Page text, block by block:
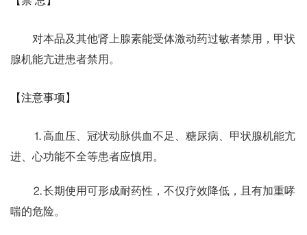
对本品及其他肾上腺素能受体激动药过敏者禁用，甲状
腺机能亢进患者禁用。
【注意事项】
⒈高血压、冠状动脉供血不足、糖尿病、甲状腺机能亢
进、心功能不全等患者应慎用。
⒉长期使用可形成耐药性，不仅疗效降低，且有加重哮
喘的危险。